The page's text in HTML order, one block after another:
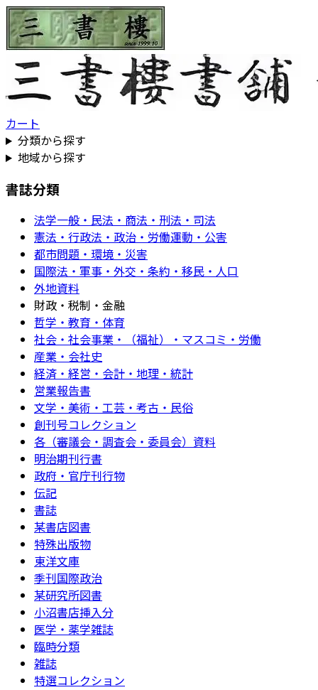
カート
分類から探す
地域から探す
書誌分類
法学一般・民法・商法・刑法・司法
憲法・行政法・政治・労働運動・公害
都市問題・環境・災害
国際法・軍事・外交・条約・移民・人口
外地資料
財政・税制・金融
哲学・教育・体育
社会・社会事業・（福祉）・マスコミ・労働
産業・会社史
経済・経営・会計・地理・統計
営業報告書
文学・美術・工芸・考古・民俗
創刊号コレクション
各（審議会・調査会・委員会）資料
明治期刊行書
政府・官庁刊行物
伝記
書誌
某書店図書
特殊出版物
東洋文庫
季刊国際政治
某研究所図書
小沼書店挿入分
医学・薬学雑誌
臨時分類
雑誌
特選コレクション